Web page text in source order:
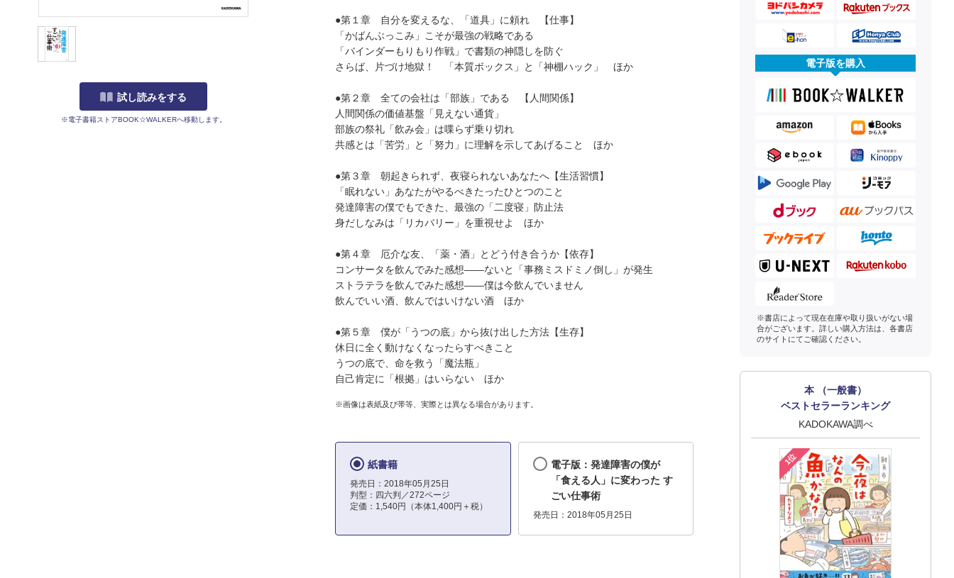
試し読みをする
※電子書籍ストアBOOK☆WALKERへ移動します。
●第１章 自分を変えるな、「道具」に頼れ 【仕事】
「かばんぶっこみ」こそが最強の戦略である
「バインダーもりもり作戦」で書類の神隠しを防ぐ
さらば、片づけ地獄！ 「本質ボックス」と「神棚ハック」 ほか
●第２章 全ての会社は「部族」である 【人間関係】
人間関係の価値基盤「見えない通貨」
部族の祭礼「飲み会」は喋らず乗り切れ
共感とは「苦労」と「努力」に理解を示してあげること ほか
●第３章 朝起きられず、夜寝られないあなたへ【生活習慣】
「眠れない」あなたがやるべきたったひとつのこと
発達障害の僕でもできた、最強の「二度寝」防止法
身だしなみは「リカバリー」を重視せよ ほか
●第４章 厄介な友、「薬・酒」とどう付き合うか【依存】
コンサータを飲んでみた感想――ないと「事務ミスドミノ倒し」が発生
ストラテラを飲んでみた感想――僕は今飲んでいません
飲んでいい酒、飲んではいけない酒 ほか
●第５章 僕が「うつの底」から抜け出した方法【生存】
休日に全く動けなくなったらすべきこと
うつの底で、命を救う「魔法瓶」
自己肯定に「根拠」はいらない ほか
※画像は表紙及び帯等、実際とは異なる場合があります。
紙書籍
発売日：2018年05月25日
判型：四六判／272ページ
定価：1,540円（本体1,400円＋税）
電子版：発達障害の僕が
「食える人」に変わった す
ごい仕事術
発売日：2018年05月25日
電子版を購入
※書店によって現在在庫や取り扱いがない場
合がございます。詳しい購入方法は、各書店
のサイトにてご確認ください。
本 （一般書）
ベストセラーランキング
KADOKAWA調べ
1位